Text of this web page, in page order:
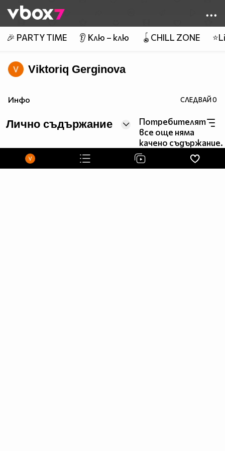
👾
🎉 PARTY TIME 👂 Клю – клю 🪀CHILL ZONE
Viktoriq Gerginova
Инфо СЛЕДВАЙ0
Лично съдържание
Потребителят
все още няма
качено съдържание.